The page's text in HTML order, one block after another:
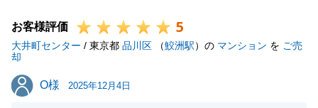
閉じる
お客様評価 5
大井町センター / 東京都 品川区 （鮫洲駅）の マンション を ご売
却
O様
O様 2025年12月4日